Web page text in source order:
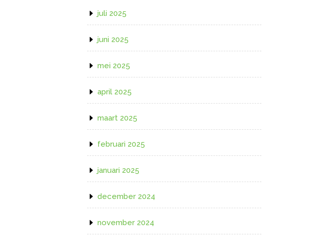
juli 2025
juni 2025
mei 2025
april 2025
maart 2025
februari 2025
januari 2025
december 2024
november 2024